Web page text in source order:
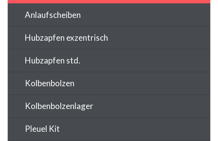
Anlaufscheiben
Hubzapfen exzentrisch
Hubzapfen std.
Kolbenbolzen
Kolbenbolzenlager
Pleuel Kit